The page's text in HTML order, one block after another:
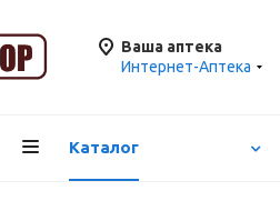
Ваша аптека
Интернет-Аптека
Каталог